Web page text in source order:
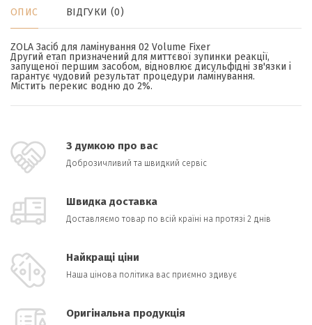
ОПИС ВІДГУКИ (0)
ZOLA Засіб для ламінування 02 Volume Fixer
Другий етап призначений для миттєвої зупинки реакції,
запущеної першим засобом, відновлює дисульфідні зв'язки і
гарантує чудовий результат процедури ламінування.
Містить перекис водню до 2%.
З думкою про вас
Доброзичливий та швидкий сервіс
Швидка доставка
Доставляємо товар по всій країні на протязі 2 днів
Найкращі ціни
Наша цінова політика вас приємно здивує
Оригінальна продукція